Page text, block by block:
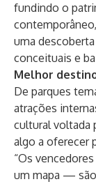
fundindo o
uma
conceituais e
Melhor
De parques
atrações
cultural voltada
algo a oferecer
“Os
um mapa —